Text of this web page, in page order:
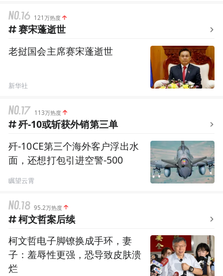
121万热度
赛宋蓬逝世
老挝国会主席赛宋蓬逝世
新华社
113万热度
歼-10或斩获外销第三单
歼-10CE第三个海外客户浮出水
面，还想打包引进空警-500
瞩望云霄
95.2万热度
柯文哲案后续
柯文哲电子脚镣换成手环，妻
子：羞辱性更强，恐导致皮肤溃
烂